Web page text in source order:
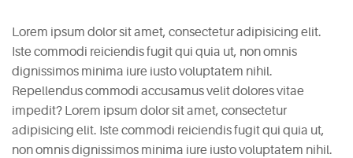
Lorem ipsum dolor sit amet, consectetur adipisicing elit.
Iste commodi reiciendis fugit qui quia ut, non omnis
dignissimos minima iure iusto voluptatem nihil.
Repellendus commodi accusamus velit dolores vitae
impedit? Lorem ipsum dolor sit amet, consectetur
adipisicing elit. Iste commodi reiciendis fugit qui quia ut,
non omnis dignissimos minima iure iusto voluptatem nihil.